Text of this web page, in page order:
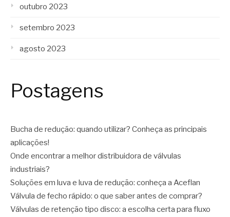
outubro 2023
setembro 2023
agosto 2023
Postagens
Bucha de redução: quando utilizar? Conheça as principais
aplicações!
Onde encontrar a melhor distribuidora de válvulas
industriais?
Soluções em luva e luva de redução: conheça a Aceflan
Válvula de fecho rápido: o que saber antes de comprar?
Válvulas de retenção tipo disco: a escolha certa para fluxo